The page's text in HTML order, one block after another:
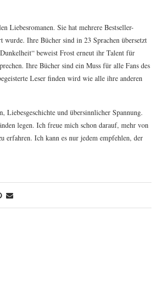
Liebesromanen. Sie hat mehrere Bestseller-
Ihre Bücher sind in 23 Sprachen übersetzt
beweist Frost erneut ihr Talent für
Ihre Bücher sind ein Muss für alle Fans des
Leser finden wird wie alle ihre anderen
Liebesgeschichte und übersinnlicher Spannung.
legen. Ich freue mich schon darauf, mehr von
erfahren. Ich kann es nur jedem empfehlen, der